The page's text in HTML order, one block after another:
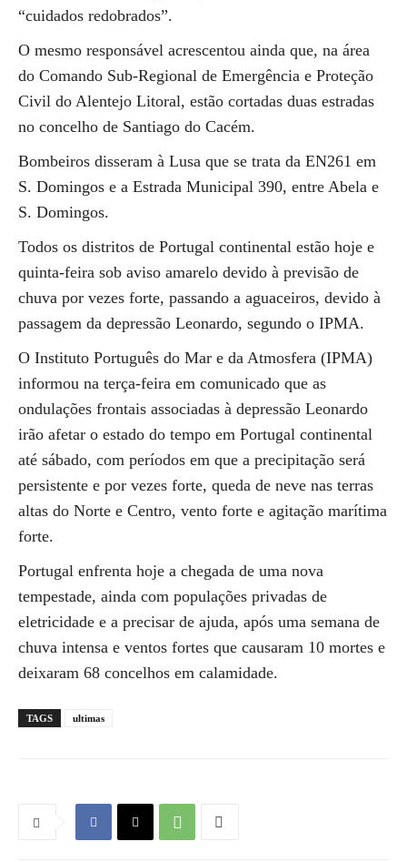
“cuidados redobrados”.
O mesmo responsável acrescentou ainda que, na área
do Comando Sub-Regional de Emergência e Proteção
Civil do Alentejo Litoral, estão cortadas duas estradas
no concelho de Santiago do Cacém.
Bombeiros disseram à Lusa que se trata da EN261 em
S. Domingos e a Estrada Municipal 390, entre Abela e
S. Domingos.
Todos os distritos de Portugal continental estão hoje e
quinta-feira sob aviso amarelo devido à previsão de
chuva por vezes forte, passando a aguaceiros, devido à
passagem da depressão Leonardo, segundo o IPMA.
O Instituto Português do Mar e da Atmosfera (IPMA)
informou na terça-feira em comunicado que as
ondulações frontais associadas à depressão Leonardo
irão afetar o estado do tempo em Portugal continental
até sábado, com períodos em que a precipitação será
persistente e por vezes forte, queda de neve nas terras
altas do Norte e Centro, vento forte e agitação marítima
forte.
Portugal enfrenta hoje a chegada de uma nova
tempestade, ainda com populações privadas de
eletricidade e a precisar de ajuda, após uma semana de
chuva intensa e ventos fortes que causaram 10 mortes e
deixaram 68 concelhos em calamidade.
TAGS ultimas